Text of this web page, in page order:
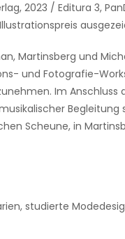
2023 / Editura 3,
Martinsberg und
und Fotografie-
Im Anschluss
Scheune, in
studierte